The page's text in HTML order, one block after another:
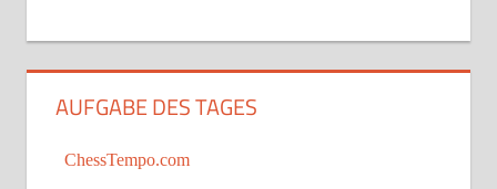
AUFGABE DES TAGES